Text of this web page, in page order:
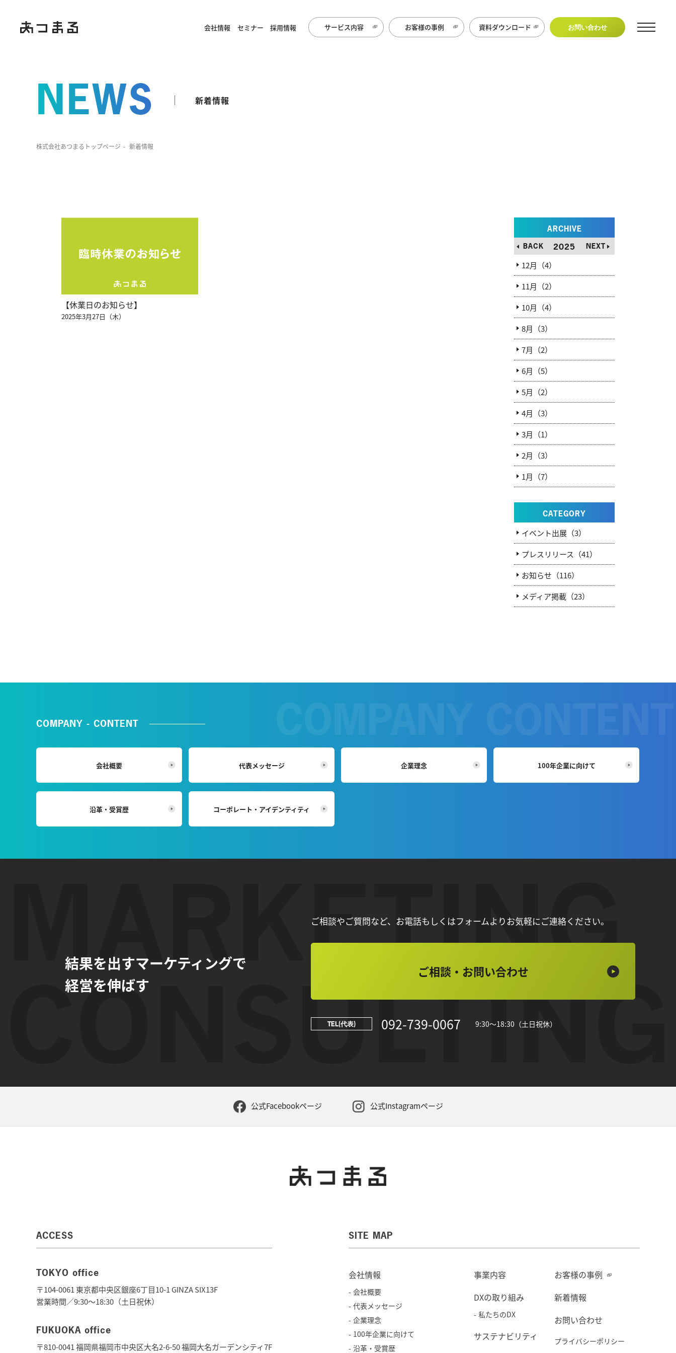
サービス内容 お客様の事例 資料ダウンロード お問い合わせ
会社情報 セミナー 採用情報
NEWS 新着情報
株式会社あつまるトップページ 新着情報
【休業日のお知らせ】
2025年3月27日（木）
ARCHIVE
BACK 2025 NEXT
12月（4）
11月（2）
10月（4）
8月（3）
7月（2）
6月（5）
5月（2）
4月（3）
3月（1）
2月（3）
1月（7）
CATEGORY
イベント出展（3）
プレスリリース（41）
お知らせ（116）
メディア掲載（23）
COMPANY - CONTENT
会社概要 代表メッセージ 企業理念 100年企業に向けて
沿革・受賞歴 コーポレート・ アイデンティティ
結果を出すマーケティングで
経営を伸ばす
ご相談やご質問など、お電話もしくはフォームよりお気軽にご連絡ください。
ご相談・お問い合わせ
TEL(代表) 092-739-0067 9:30～18:30（土日祝休）
公式Facebookページ 公式Instagramページ
ACCESS
TOKYO office
〒104-0061 東京都中央区銀座6丁目10-1 GINZA SIX13F
営業時間／9:30～18:30（土日祝休）
FUKUOKA office
〒810-0041 福岡県福岡市中央区大名2-6-50 福岡大名ガーデンシティ7F
SITE MAP
会社情報
会社概要
代表メッセージ
企業理念
100年企業に向けて
沿革・受賞歴
事業内容
DXの取り組み
私たちのDX
サステナビリティ
お客様の事例
新着情報
お問い合わせ
プライバシーポリシー